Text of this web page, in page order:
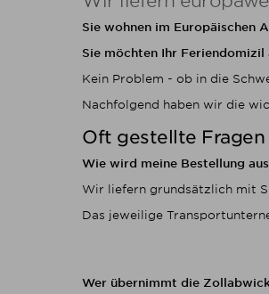
Sie wohnen im Europäischen
Sie möchten Ihr Feriendomizil
Kein Problem - ob in die
Nachfolgend haben wir die
Oft gestellte Fragen
Wie wird meine Bestellung
Wir liefern grundsätzlich mit
Das jeweilige
Wer übernimmt die